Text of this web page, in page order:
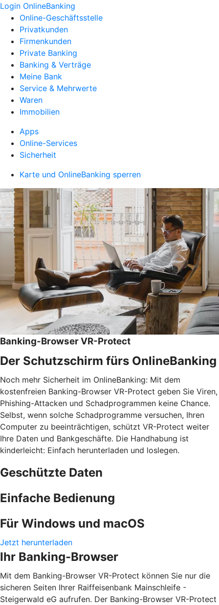
Login OnlineBanking
Online-Geschäftsstelle
Privatkunden
Firmenkunden
Private Banking
Banking & Verträge
Meine Bank
Service & Mehrwerte
Waren
Immobilien
Apps
Online-Services
Sicherheit
Karte und OnlineBanking sperren
Banking-Browser VR-Protect
Der Schutzschirm fürs OnlineBanking
Noch mehr Sicherheit im OnlineBanking: Mit dem
kostenfreien Banking-Browser VR-Protect geben Sie Viren,
Phishing-Attacken und Schadprogrammen keine Chance.
Selbst, wenn solche Schadprogramme versuchen, Ihren
Computer zu beeinträchtigen, schützt VR-Protect weiter
Ihre Daten und Bankgeschäfte. Die Handhabung ist
kinderleicht: Einfach herunterladen und loslegen.
Geschützte Daten
Einfache Bedienung
Für Windows und macOS
Jetzt herunterladen
Ihr Banking-Browser
Mit dem Banking-Browser VR-Protect können Sie nur die
sicheren Seiten Ihrer Raiffeisenbank Mainschleife -
Steigerwald eG aufrufen. Der Banking-Browser VR-Protect